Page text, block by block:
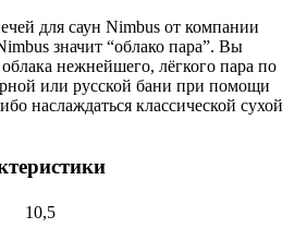
для саун Nimbus от компании
значит “облако пара”. Вы
нежнейшего, лёгкого пара по
или русской бани при помощи
наслаждаться классической сухой
10,5